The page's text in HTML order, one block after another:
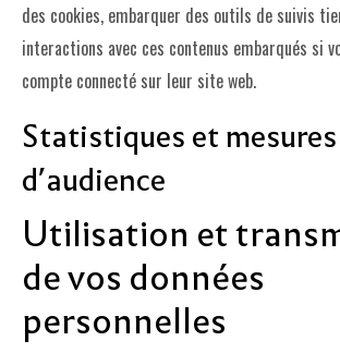
des cookies, embarquer des outils de suivis
interactions avec ces contenus embarqués si
compte connecté sur leur site web.
Statistiques et mesures
d’audience
Utilisation et
de vos données
personnelles